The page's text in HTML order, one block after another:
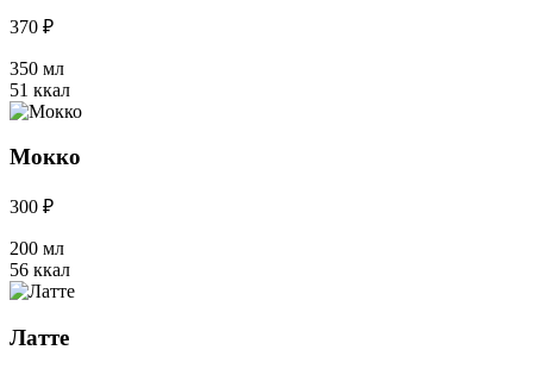
370 ₽
350 мл
51 ккал
Мокко
300 ₽
200 мл
56 ккал
Латте